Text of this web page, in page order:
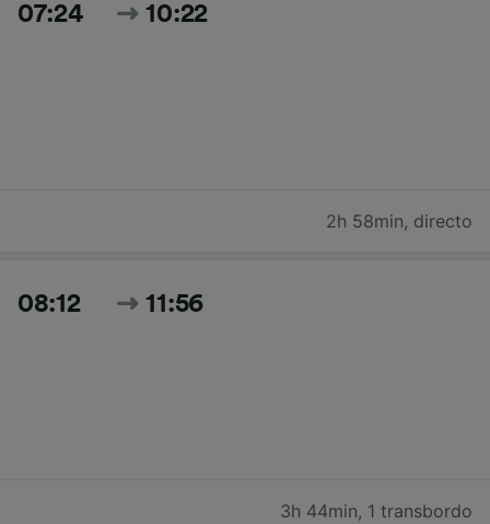
07:24 10:22
2h 58min, directo
08:12 11:56
3h 44min, 1 transbordo